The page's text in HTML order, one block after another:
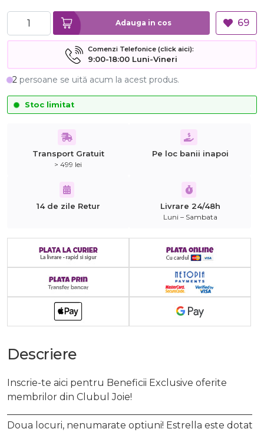
Adauga in cos 69
Comenzi Telefonice (click aici):
9:00-18:00 Luni-Vineri
2 persoane se uită acum la acest produs.
Stoc limitat
Transport Gratuit
> 499 lei
Pe loc banii inapoi
14 de zile Retur Livrare 24/48h
Luni – Sambata
Descriere
Inscrie-te aici pentru Beneficii Exclusive oferite
membrilor din Clubul Joie!
Doua locuri, nenumarate optiuni! Estrella este dotat